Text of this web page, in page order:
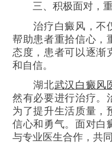
三、积极面对，重
治疗白癜风，不仅
帮助患者重拾信心，
态度，患者可以逐渐
和自信。
湖北武汉白癜风
然有必要进行治疗。
为了提升生活质量，
信心和勇气。面对白
与专业医生合作，共